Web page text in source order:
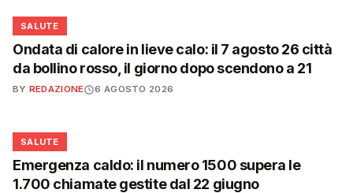
❤️
SALUTE
Ondata di calore in lieve calo: il 7 agosto 26 città
da bollino rosso, il giorno dopo scendono a 21
BY REDAZIONE 6 AGOSTO 2026
❤️
SALUTE
Emergenza caldo: il numero 1500 supera le
1.700 chiamate gestite dal 22 giugno